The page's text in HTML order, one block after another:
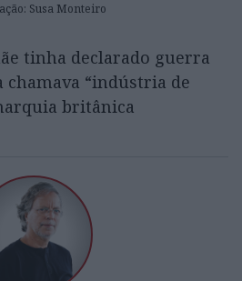
Susa Monteiro
tinha declarado guerra
“indústria de
britânica